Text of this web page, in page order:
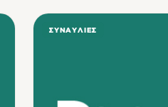
ΣΥΝΑΥΛΊΕΣ